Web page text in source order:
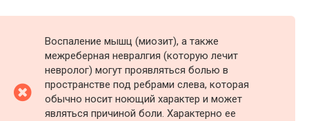
Воспаление мышц (миозит), а также
межреберная невралгия (которую лечит
невролог) могут проявляться болью в
пространстве под ребрами слева, которая
обычно носит ноющий характер и может
являться причиной боли. Характерно ее